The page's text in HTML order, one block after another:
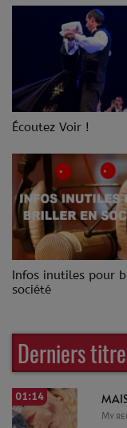
Écoutez Voir !
Infos inutiles pour
société
Derniers
01:14
My